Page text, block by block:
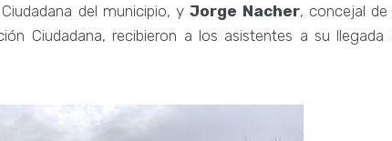
del municipio, y Jorge Nacher, concejal
Ciudadana, recibieron a los asistentes a su llegada